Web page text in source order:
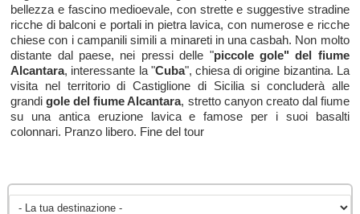
bellezza e fascino medioevale, con strette e suggestive stradine
ricche di balconi e portali in pietra lavica, con numerose e ricche
chiese con i campanili simili a minareti in una casbah. Non molto
distante dal paese, nei pressi delle "piccole gole" del fiume
Alcantara, interessante la "Cuba", chiesa di origine bizantina. La
visita nel territorio di Castiglione di Sicilia si concluderà alle
grandigole del fiume Alcantara, stretto canyon creato dal fiume
su una antica eruzione lavica e famose per i suoi basalti
colonnari. Pranzo libero. Fine del tour